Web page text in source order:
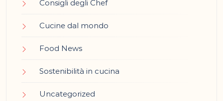
Consigli degli Chef
Cucine dal mondo
Food News
Sostenibilità in cucina
Uncategorized